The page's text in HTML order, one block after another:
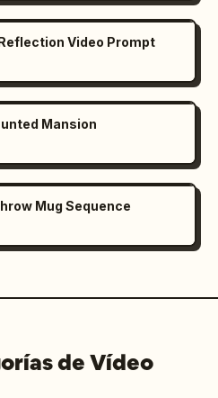
Video Prompt
Mansion
Mug Sequence
de Vídeo